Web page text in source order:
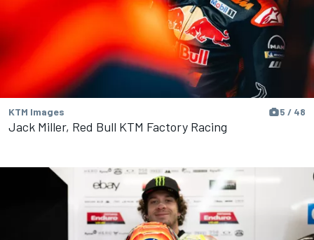
KTM Images 5 / 48
Jack Miller, Red Bull KTM Factory Racing